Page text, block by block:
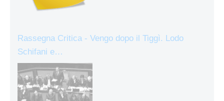
Rassegna Critica - Vengo dopo il Tiggì. Lodo
Schifani e…